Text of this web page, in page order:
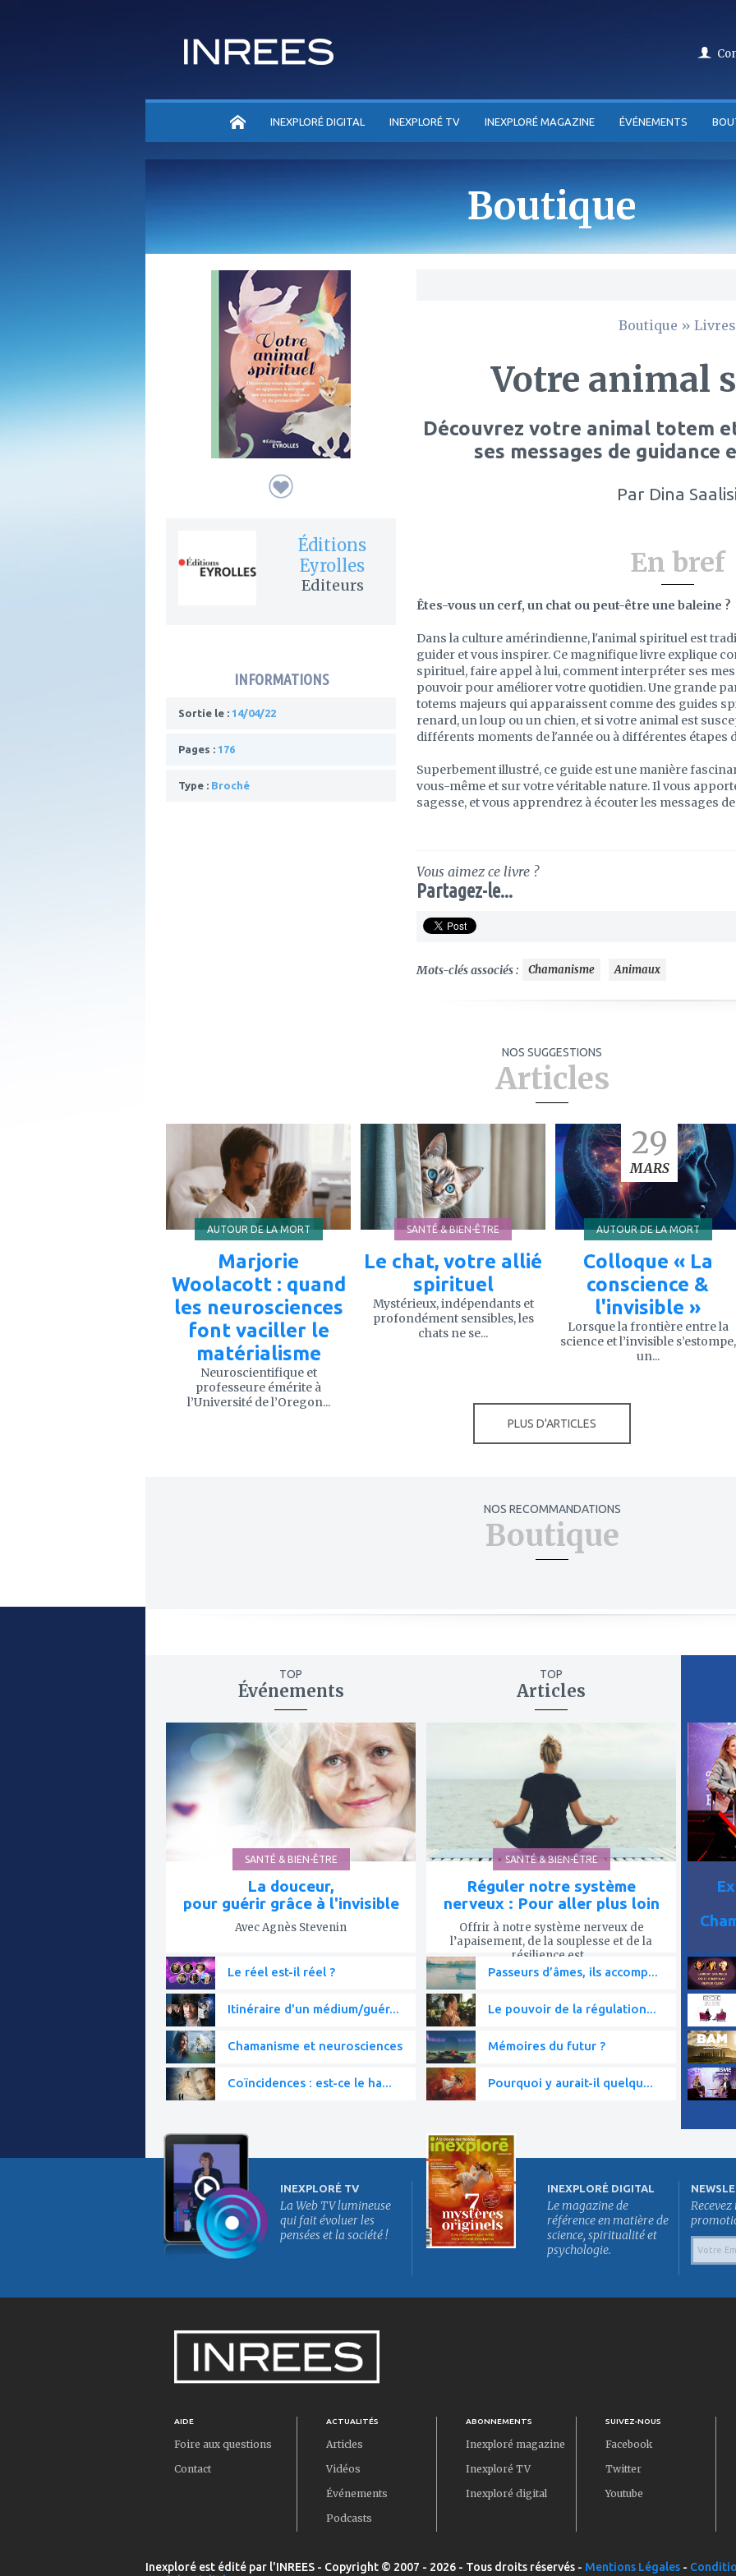
ACCUEILINEXPLORÉ DIGITAL INEXPLORÉ TV INEXPLORÉ MAGAZINE ÉVÉNEMENTS
Boutique
Éditions
Eyrolles
Editeurs
INFORMATIONS
Sortie le : 14/04/22
Pages : 176
Type : Broché
Boutique » Livres
Votre animal
Découvrez votre animal totem
ses messages de
Par Dina Saalisi
En bref
Êtes-vous un cerf, un chat ou peut-être une baleine ?
Dans la culture amérindienne, l'animal spirituel est
guider et vous inspirer. Ce magnifique livre explique
spirituel, faire appel à lui, comment interpréter ses
pouvoir pour améliorer votre quotidien. Une grande
totems majeurs qui apparaissent comme des guides
renard, un loup ou un chien, et si votre animal est
différents moments de l'année ou à différentes étapes
Superbement illustré, ce guide est une manière
vous-même et sur votre véritable nature. Il vous
sagesse, et vous apprendrez à écouter les messages
Vous aimez ce livre ?
Partagez-le...
Mots-clés associés : Chamanisme Animaux
NOS SUGGESTIONS
Articles
favoris
AUTOUR DE LA MORT
Marjorie
Woolacott : quand
les neurosciences
font vaciller le
matérialisme
Neuroscientifique et
professeure émérite à
l’Université de l’Oregon...
à
mes
favoris
SANTÉ & BIEN-ÊTRE
Le chat, votre allié
spirituel
Mystérieux, indépendants et
profondément sensibles, les
chats ne se...
à
mes
favoris
AUTOUR DE LA MORT
29
MARS
Colloque « La
conscience &
l'invisible »
Lorsque la frontière entre la
science et l’invisible s’estompe,
un...
PLUS D'ARTICLES
NOS RECOMMANDATIONS
Boutique
TOP
Événements
mes
favoris
SANTÉ & BIEN-ÊTRE
La douceur,
pour guérir grâce à l'invisible
Avec Agnès Stevenin
Le réel est-il réel ?
Itinéraire d'un médium/guér...
Chamanisme et neurosciences
Coïncidences : est-ce le ha...
TOP
Articles
SANTÉ & BIEN-ÊTRE
Réguler notre système
nerveux : Pour aller plus loin
Offrir à notre système nerveux de
l’apaisement, de la souplesse et de la
résilience est...
Passeurs d’âmes, ils accomp...
Le pouvoir de la régulation...
Mémoires du futur ?
Pourquoi y aurait-il quelqu...
à
mes
INEXPLORÉ TV
La Web TV lumineuse
qui fait évoluer les
pensées et la société !
INEXPLORÉ DIGITAL
Le magazine de
référence en matière de
science, spiritualité et
psychologie.
AIDE
Foire aux questions
Contact
ACTUALITÉS
Articles
Vidéos
Événements
Podcasts
ABONNEMENTS
Inexploré magazine
Inexploré TV
Inexploré digital
SUIVEZ-NOUS
Facebook
Twitter
Youtube
Inexploré est édité par l'INREES - Copyright © 2007 - 2026 - Tous droits réservés - Mentions Légales -